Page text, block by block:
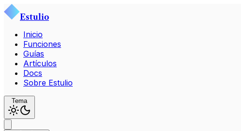
Estulio
Inicio
Funciones
Guías
Artículos
Docs
Sobre Estulio
Tema